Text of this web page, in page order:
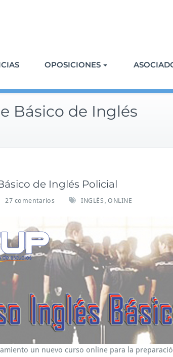
OPOSICIONES
Básico de Inglés
de Inglés Policial
27 comentarios INGLÉS ONLINE
un nuevo curso online para la